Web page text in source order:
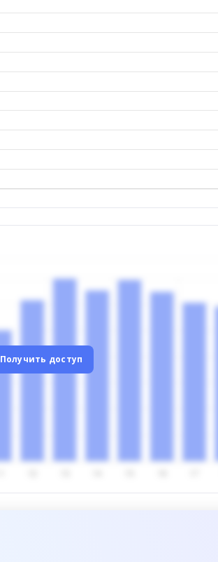
Получить доступ